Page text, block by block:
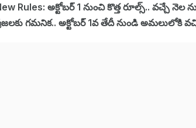
Rules: అక్టోబర్ 1 నుంచి కొత్త రూల్స్.. వచ్చే
గమనిక.. అక్టోబర్ 1వ తేదీ నుండి అమలులోకి